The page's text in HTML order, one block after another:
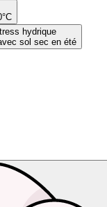
hydrique
sol sec en été